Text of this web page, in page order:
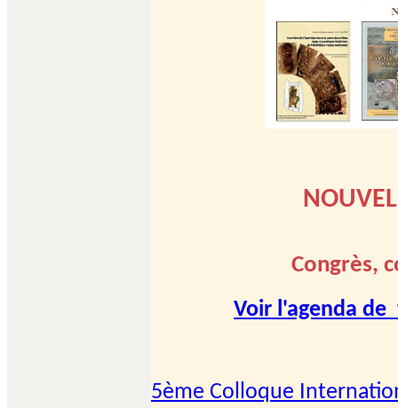
Congrès,
Voir l'agenda de
5ème Colloque